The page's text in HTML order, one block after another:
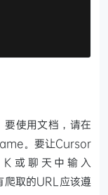
使用文档，请在
。要让Cursor
或聊天中输入
爬取的URL应该遵